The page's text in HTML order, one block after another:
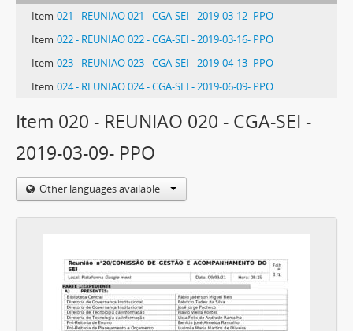
Item 021 - REUNIAO 021 - CGA-SEI - 2019-03-12- PPO
Item 022 - REUNIAO 022 - CGA-SEI - 2019-03-16- PPO
Item 023 - REUNIAO 023 - CGA-SEI - 2019-04-13- PPO
Item 024 - REUNIAO 024 - CGA-SEI - 2019-06-09- PPO
Item 020 - REUNIAO 020 - CGA-SEI -
2019-03-09- PPO
Other languages available